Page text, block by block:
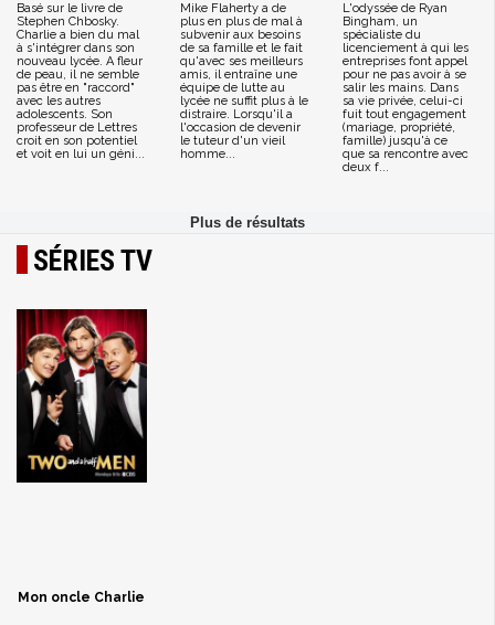
Basé sur le livre de
Stephen Chbosky.
Charlie a bien du mal
à s'intégrer dans son
nouveau lycée. A fleur
de peau, il ne semble
pas être en "raccord"
avec les autres
adolescents. Son
professeur de Lettres
croit en son potentiel
et voit en lui un géni...
Mike Flaherty a de
plus en plus de mal à
subvenir aux besoins
de sa famille et le fait
qu'avec ses meilleurs
amis, il entraîne une
équipe de lutte au
lycée ne suffit plus à le
distraire. Lorsqu'il a
l'occasion de devenir
le tuteur d'un vieil
homme...
L'odyssée de Ryan
Bingham, un
spécialiste du
licenciement à qui les
entreprises font appel
pour ne pas avoir à se
salir les mains. Dans
sa vie privée, celui-ci
fuit tout engagement
(mariage, propriété,
famille) jusqu'à ce
que sa rencontre avec
deux f...
SÉRIES TV
Mon oncle Charlie